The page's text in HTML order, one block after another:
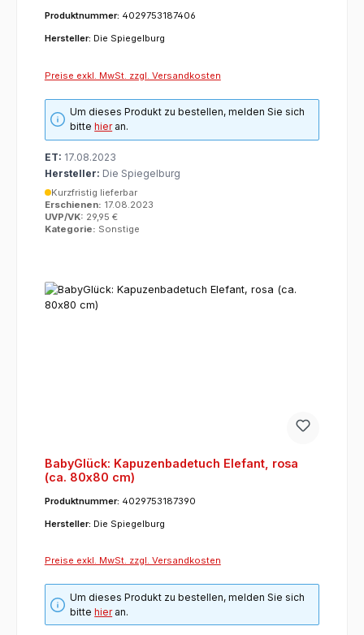
Produktnummer: 4029753187406
Hersteller: Die Spiegelburg
Preise exkl. MwSt. zzgl. Versandkosten
Um dieses Produkt zu bestellen, melden Sie sich
bittehieran.
ET: 17.08.2023
Hersteller: Die Spiegelburg
Kurzfristig lieferbar
Erschienen: 17.08.2023
UVP/VK: 29,95 €
Kategorie: Sonstige
BabyGlück: Kapuzenbadetuch Elefant, rosa
(ca. 80x80 cm)
Produktnummer: 4029753187390
Hersteller: Die Spiegelburg
Preise exkl. MwSt. zzgl. Versandkosten
Um dieses Produkt zu bestellen, melden Sie sich
bittehieran.